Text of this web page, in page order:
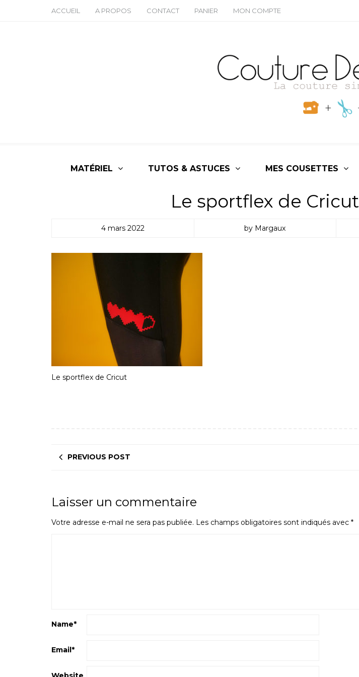
ACCUEIL A PROPOS CONTACT PANIER MON COMPTE
MATÉRIEL TUTOS & ASTUCES MES COUSETTES
Le sportflex de Cricut
4 mars 2022 by Margaux
Le sportflex de Cricut
PREVIOUS POST
Laisser un commentaire
Votre adresse e-mail ne sera pas publiée. Les champs obligatoires sont indiqués avec *
Name*
Email*